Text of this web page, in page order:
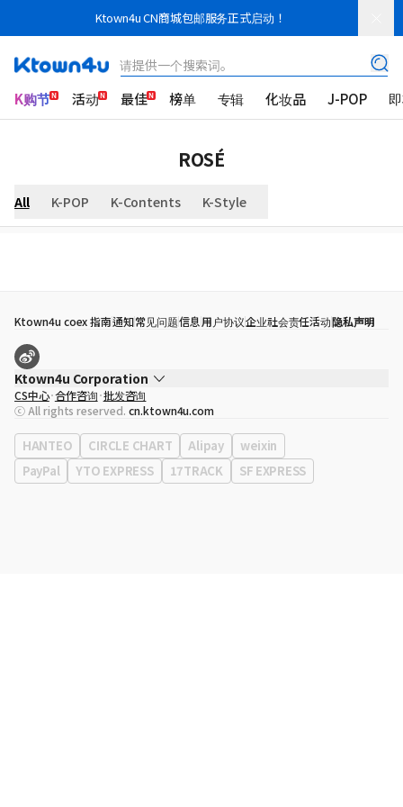
Ktown4u CN商城包邮服务正式启动！
请提供一个搜索词。
K购节 活动 最佳 榜单 专辑 化妆品 J-POP
ROSÉ
All K-POP K-Contents K-Style
Ktown4u coex 指南通知常见问题信息用户协议企业社会责任活动隐私声明
Ktown4u Corporation
代表
宋効珉
营业执照 120-87-71116
公司地址 首尔特别市 江南区 岭东大路 513号 3楼 （三成洞， coex)
CS中心 合作咨询 批发咨询
ⓒ All rights reserved. cn.ktown4u.com
HANTEO CIRCLE CHART Alipay
weixin
PayPal
YTO EXPRESS 17TRACK SF EXPRESS